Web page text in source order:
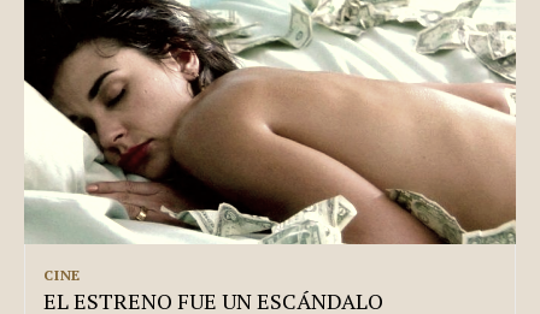
CINE
EL ESTRENO FUE UN ESCÁNDALO